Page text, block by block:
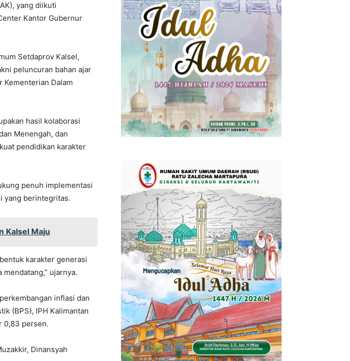
yang diikuti
Kantor Gubernur
Setdaprov Kalsel,
peluncuran bahan ajar
Dalam
hasil kolaborasi
Menengah, dan
pendidikan karakter
penuh implementasi
yang berintegritas.
Kalsel Maju
karakter generasi
ujarnya.
inflasi dan
(BPS), IPH Kalimantan
0,83 persen.
Dinansyah